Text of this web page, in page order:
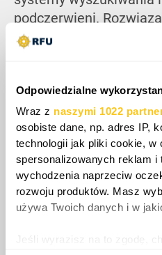
Odpowiedzialne
Wraz z naszymi 1022
osobiste dane, np. adres IP,
technologii jak pliki cookie, w
spersonalizowanych reklam i
wychodzenia naprzeciw
rozwoju produktów. Masz
używa Twoich danych i w
Jeśli wyrazisz na to zgodę,
podczerwieni.
ukraińskim pilotom na
walki
przeżywalność maszyn
systemami obrony
Zwiększona pojemność
zapewniająca większy
oraz zastosowanie
pozwalają Gripenowi